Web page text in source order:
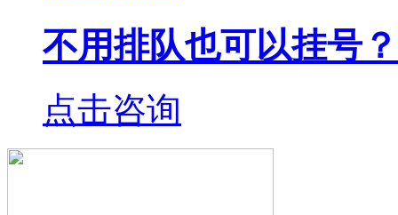
不用排队也可以挂号？
点击咨询